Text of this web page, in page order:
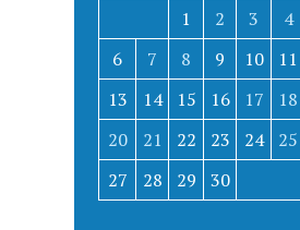
1
2 3 4
6
7 8 9 10 11
13
14 15 16 17 18
20
21 22 23 24 25
27
28 29 30